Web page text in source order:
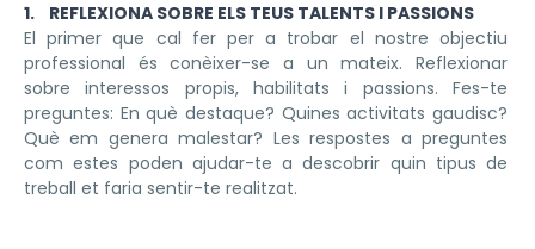
1. REFLEXIONA SOBRE ELS TEUS TALENTS I PASSIONS
El primer que cal fer per a trobar el nostre objectiu
professional és conèixer-se a un mateix. Reflexionar
sobre interessos propis, habilitats i passions. Fes-te
preguntes: En què destaque? Quines activitats gaudisc?
Què em genera malestar? Les respostes a preguntes
com estes poden ajudar-te a descobrir quin tipus de
treball et faria sentir-te realitzat.